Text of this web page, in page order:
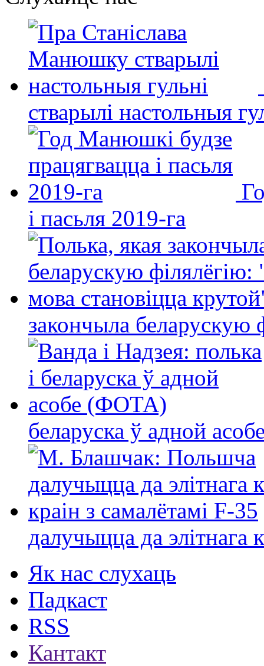
стварылі настольныя
і пасьля 2019-га
закончыла беларускую
беларуска ў адной
далучыцца да элітнага
Як нас слухаць
Падкаст
RSS
Кантакт